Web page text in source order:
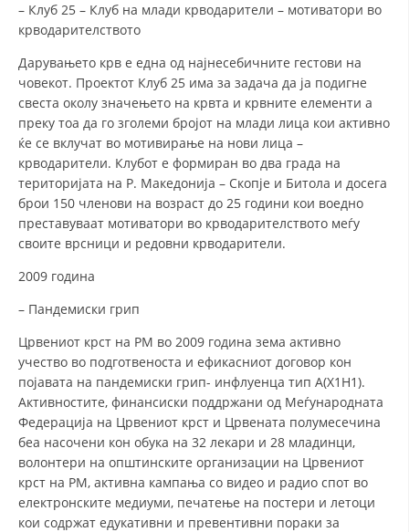
– Клуб 25 – Клуб на млади крводарители – мотиватори во
крводарителството
Дарувањето крв е една од најнесебичните гестови на
човекот. Проектот Клуб 25 има за задача да ја подигне
свеста околу значењето на крвта и крвните елементи а
преку тоа да го зголеми бројот на млади лица кои активно
ќе се вклучат во мотивирање на нови лица –
крводарители. Клубот е формиран во два града на
територијата на Р. Македонија – Скопје и Битола и досега
брои 150 членови на возраст до 25 години кои воедно
преставуваат мотиватори во крводарителството меѓу
своите врсници и редовни крводарители.
2009 година
– Пандемиски грип
Црвениот крст на РМ во 2009 година зема активно
учество во подготвеноста и ефикасниот договор кон
појавата на пандемиски грип- инфлуенца тип А(Х1Н1).
Активностите, финансиски поддржани од Меѓународната
Федерација на Црвениот крст и Црвената полумесечина
беа насочени кон обука на 32 лекари и 28 младинци,
волонтери на општинските организации на Црвениот
крст на РМ, активна кампања со видео и радио спот во
електронските медиуми, печатење на постери и летоци
кои содржат едукативни и превентивни пораки за